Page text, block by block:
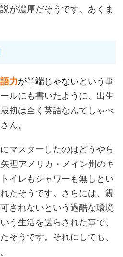
が濃厚だそうです。あくま
力が半端じゃないという事
ルにも書いたように、出生
初は全く英語なんてしゃべ
ん。
マスターしたのはどうやら
理アメリカ・メイン州のキ
イレもシャワーも無しとい
たそうです。さらには、親
されないという過酷な環境
う生活を送らされた事で、
そうです。それにしても、